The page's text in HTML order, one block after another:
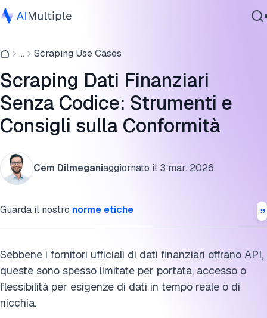
IA Agente
Sicurezza Informatica
Dati
Software Aziendale
Servizi
... Scraping Use Cases
Scraping Dati Finanziari
Senza Codice: Strumenti e
Consigli sulla Conformità
Cem Dilmeganiaggiornato il 3 mar. 2026
Guarda il nostro norme etiche
Sebbene i fornitori ufficiali di dati finanziari offrano API,
queste sono spesso limitate per portata, accesso o
flessibilità per esigenze di dati in tempo reale o di
nicchia.
Integrazioni Agenti/LLM
Che tipo di dati finanziari può essere raccolto tramite web
scraper?
Quali sono le fonti web popolari per i dati finanziari?
Lo scraping dei dati finanziari è legale?
Ci sono alternative allo scraping?
Come utilizzare i dati scrapati nel settore finanziario
Cita questa ricerca